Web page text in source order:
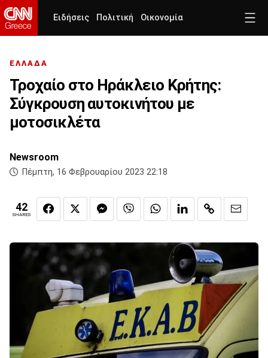
Ειδήσεις Πολιτική Οικονομία
ΕΛΛΑΔΑ
Τροχαίο στο Ηράκλειο Κρήτης:
Σύγκρουση αυτοκινήτου με
μοτοσικλέτα
Newsroom
Πέμπτη, 16 Φεβρουαρίου 2023 22:18
42
SHARES